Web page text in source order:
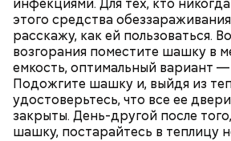
инфекциями. Для тех, кто
этого средства
расскажу, как ей пользоваться.
возгорания поместите шашку в
емкость, оптимальный вариант
Подожгите шашку и, выйдя из
удостоверьтесь, что все ее
закрыты. День-другой после
шашку, постарайтесь в теплицу